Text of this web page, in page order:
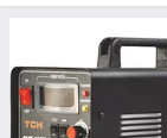
через который